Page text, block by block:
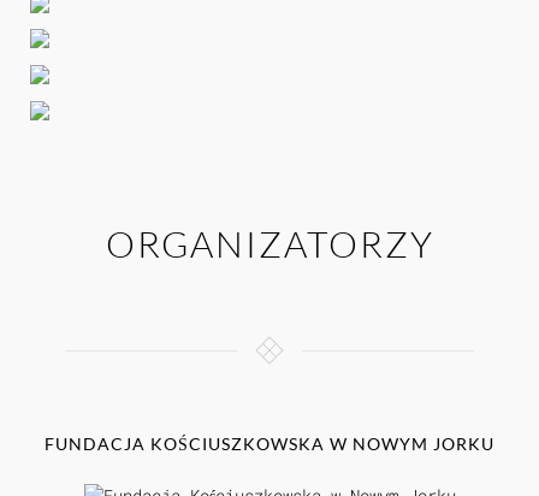
ORGANIZATORZY
FUNDACJA KOŚCIUSZKOWSKA W NOWYM JORKU